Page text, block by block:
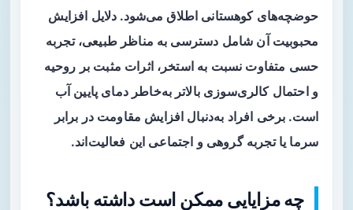
حوضچه‌های کوهستانی اطلاق می‌شود. دلایل افزایش
محبوبیت آن شامل دسترسی به مناظر طبیعی، تجربه
حسی متفاوت نسبت به استخر، اثرات مثبت بر روحیه
و احتمال کالری‌سوزی بالاتر به‌خاطر دمای پایین آب
است. برخی افراد به‌دنبال افزایش مقاومت در برابر
سرما یا تجربه گروهی و اجتماعی این فعالیت‌اند.
چه مزایایی ممکن است داشته باشد؟